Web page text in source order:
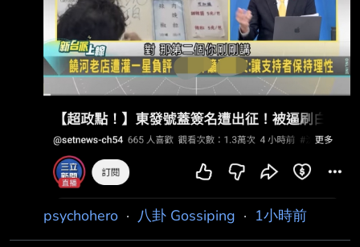
psychohero · 八卦 Gossiping · 1小時前